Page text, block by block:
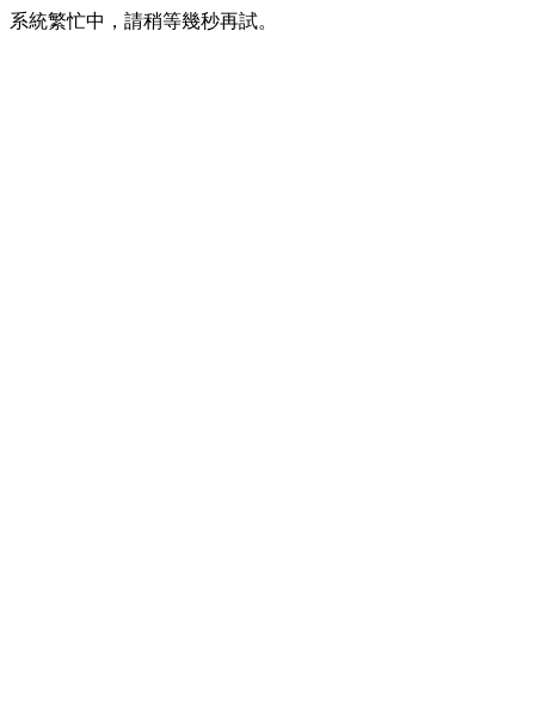
系統繁忙中，請稍等幾秒再試。